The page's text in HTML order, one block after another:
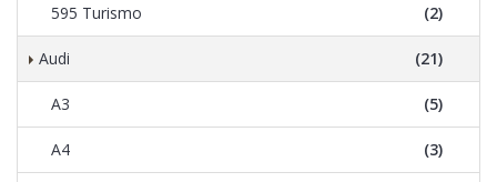
595 Turismo (2)
Audi (21)
A3 (5)
A4 (3)